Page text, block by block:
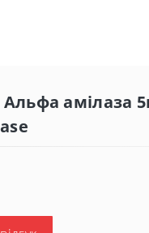
Альфа амілаза